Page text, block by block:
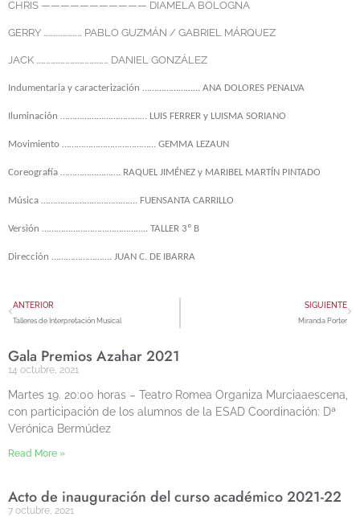
CHRIS ——————————— DIAMELA BOLOGNA
GERRY …………………… PABLO GUZMÁN / GABRIEL MÁRQUEZ
JACK ……………………………………… DANIEL GONZÁLEZ
Indumentaria y caracterización …………………… ANA DOLORES PENALVA
Iluminación ……………………………… LUIS FERRER y LUISMA SORIANO
Movimiento ………………………………… GEMMA LEZAUN
Coreografía ……………………. RAQUEL JIMÉNEZ y MARIBEL MARTÍN PINTADO
Música …………………………………. FUENSANTA CARRILLO
Versión …………………………………….. TALLER 3º B
Dirección ……………………. JUAN C. DE IBARRA
ANTERIOR
Talleres de Interpretación Musical
SIGUIENTE
Miranda Porter
Gala Premios Azahar 2021
14 octubre, 2021
Martes 19. 20:00 horas – Teatro Romea Organiza Murciaaescena,
con participación de los alumnos de la ESAD Coordinación: Dª
Verónica Bermúdez
Read More »
Acto de inauguración del curso académico 2021-22
7 octubre, 2021